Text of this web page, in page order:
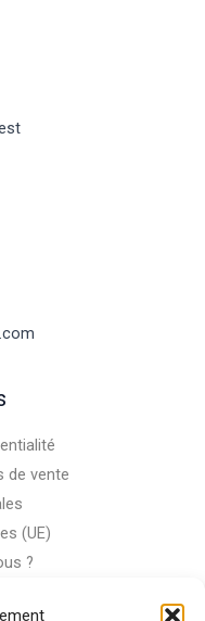
de vente
(UE)
?